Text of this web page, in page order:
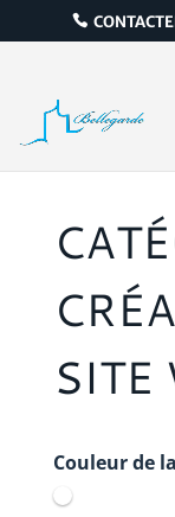
SITE
Couleur de